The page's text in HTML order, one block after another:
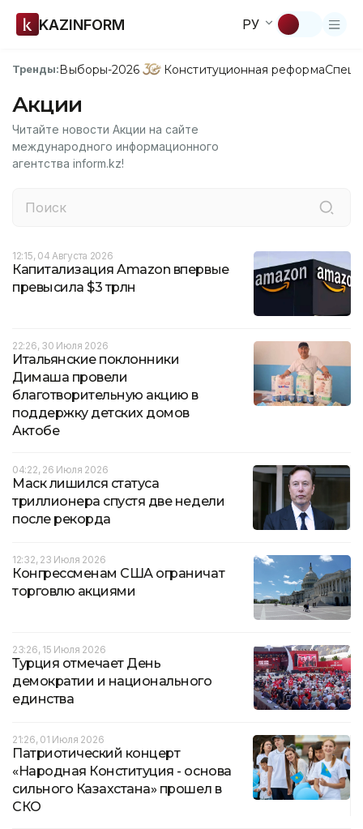
KAZINFORM РУ
Тренды:Выборы-2026 Конституционная реформа
Акции
Читайте новости Акции на сайте
международного информационного
агентства inform.kz!
12:15, 04 Августа 2026
Капитализация Amazon впервые
превысила $3 трлн
22:26, 30 Июля 2026
Итальянские поклонники
Димаша провели
благотворительную акцию в
поддержку детских домов
Актобе
04:22, 26 Июля 2026
Маск лишился статуса
триллионера спустя две недели
после рекорда
12:32, 23 Июля 2026
Конгрессменам США ограничат
торговлю акциями
23:26, 15 Июля 2026
Турция отмечает День
демократии и национального
единства
21:26, 01 Июля 2026
Патриотический концерт
«Народная Конституция - основа
сильного Казахстана» прошел в
СКО